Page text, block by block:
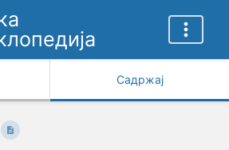
Садржај